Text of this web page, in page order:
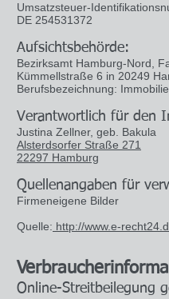
Umsatzsteuer-
DE 254531372
Aufsichtsbehörde:
Bezirksamt Hamburg-Nord,
Kümmellstraße 6 in 20249
Berufsbezeichnung:
Verantwortlich für den
Justina Zellner, geb. Bakula
Alsterdsorfer Straße 271
22297 Hamburg
Quellenangaben für
Firmeneigene Bilder
Quelle: http://www.e-
Online-Streitbeilegung